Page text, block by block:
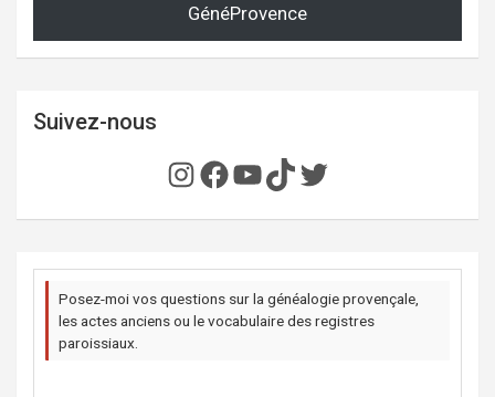
GénéProvence
Suivez-nous
Instagram
Facebook
YouTube
TikTok
Twitter
Posez-moi vos questions sur la généalogie provençale,
les actes anciens ou le vocabulaire des registres
paroissiaux.